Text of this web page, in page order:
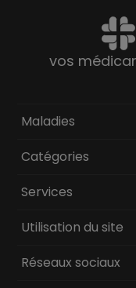
vos
Maladies
Catégories
Services
Utilisation du site
Réseaux sociaux